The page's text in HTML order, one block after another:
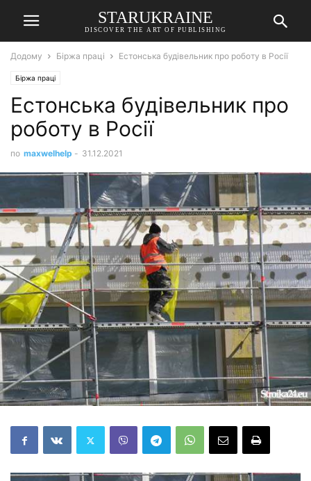
STARUKRAINE
DISCOVER THE ART OF PUBLISHING
Додому Біржа праці Естонська будівельник про роботу в Росії
Біржа праці
Естонська будівельник про
роботу в Росії
по maxwelhelp - 31.12.2021